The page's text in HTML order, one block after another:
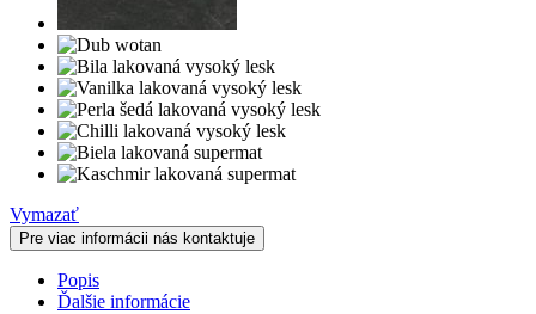
Vymazať
Pre viac informácii nás kontaktuje
Popis
Ďalšie informácie